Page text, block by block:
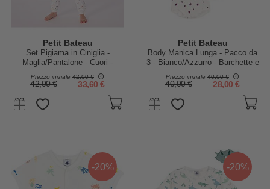
Petit Bateau
Set Pigiama in Ciniglia -
Maglia/Pantalone - Cuori -
Bianco - 100% Cotone
Prezzo iniziale 42,00 €
42,00 € 33,60 €
Petit Bateau
Body Manica Lunga - Pacco da
3 - Bianco/Azzurro - Barchette e
Righe - 100% Cotone Bio
Prezzo iniziale 40,00 €
40,00 € 28,00 €
-20% -20%